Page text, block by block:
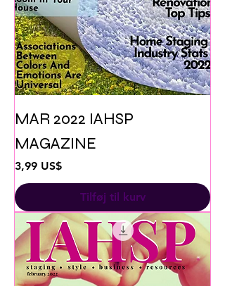
MAR 2022 IAHSP
MAGAZINE
Pris
3,99 US$
Tilføj til kurv